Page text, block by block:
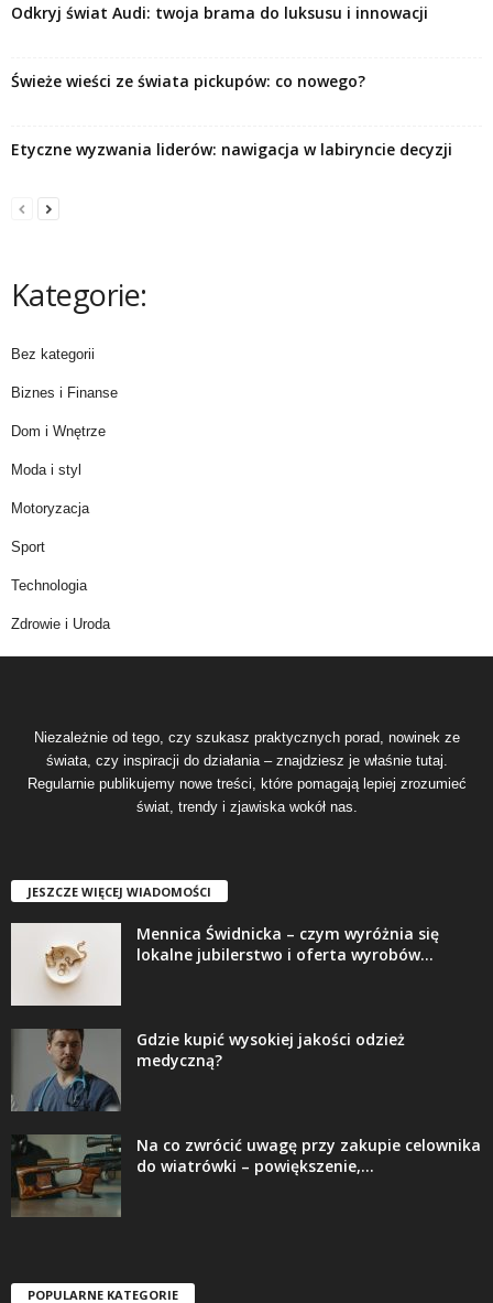
Odkryj świat Audi: twoja brama do luksusu i innowacji
Świeże wieści ze świata pickupów: co nowego?
Etyczne wyzwania liderów: nawigacja w labiryncie decyzji
Kategorie:
Bez kategorii
Biznes i Finanse
Dom i Wnętrze
Moda i styl
Motoryzacja
Sport
Technologia
Zdrowie i Uroda
Niezależnie od tego, czy szukasz praktycznych porad, nowinek ze
świata, czy inspiracji do działania – znajdziesz je właśnie tutaj.
Regularnie publikujemy nowe treści, które pomagają lepiej zrozumieć
świat, trendy i zjawiska wokół nas.
JESZCZE WIĘCEJ WIADOMOŚCI
Mennica Świdnicka – czym wyróżnia się
lokalne jubilerstwo i oferta wyrobów...
Gdzie kupić wysokiej jakości odzież
medyczną?
Na co zwrócić uwagę przy zakupie celownika
do wiatrówki – powiększenie,...
POPULARNE KATEGORIE